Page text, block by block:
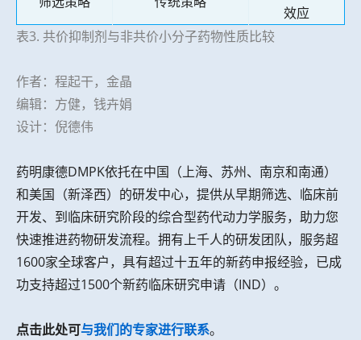
效应
表3. 共价抑制剂与非共价小分子药物性质比较
作者：程起干，金晶
编辑：方健，钱卉娟
设计：倪德伟
药明康德DMPK依托在中国（上海、苏州、南京和南通）
和美国（新泽西）的研发中心，提供从早期筛选、临床前
开发、到临床研究阶段的综合型药代动力学服务，助力您
快速推进药物研发流程。拥有上千人的研发团队，服务超
1600家全球客户，具有超过十五年的新药申报经验，已成
功支持超过1500个新药临床研究申请（IND）。
点击此处可与我们的专家进行联系。